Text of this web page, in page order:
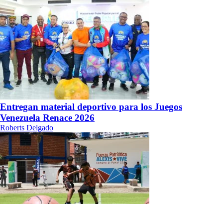
Entregan material deportivo para los Juegos
Venezuela Renace 2026
Roberts Delgado